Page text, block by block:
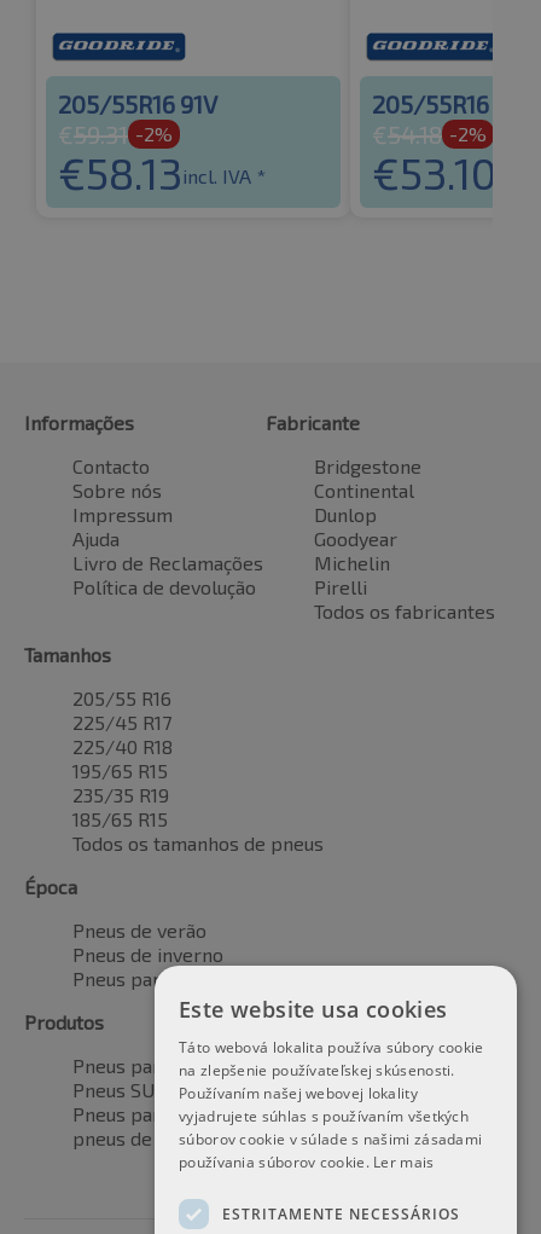
205/55R16 91V
€59.31 -2%
€58.13 incl. IVA *
205/55R16
€54.18 -2%
€53.10
Informações
Contacto
Sobre nós
Impressum
Ajuda
Livro de Reclamações
Política de devolução
Fabricante
Bridgestone
Continental
Dunlop
Goodyear
Michelin
Pirelli
Todos os fabricantes
Tamanhos
205/55 R16
225/45 R17
225/40 R18
195/65 R15
235/35 R19
185/65 R15
Todos os tamanhos de pneus
Época
Pneus de verão
Pneus de inverno
Pneus para todas as estações
Produtos
Pneus para automóveis
Pneus SUV / 4x4
Pneus para veículos de transporte
pneus de motocicleta
Este website usa cookies
Táto webová lokalita používa súbory cookie
na zlepšenie používateľskej skúsenosti.
Používaním našej webovej lokality
vyjadrujete súhlas s používaním všetkých
súborov cookie v súlade s našimi zásadami
používania súborov cookie. Ler mais
ESTRITAMENTE NECESSÁRIOS